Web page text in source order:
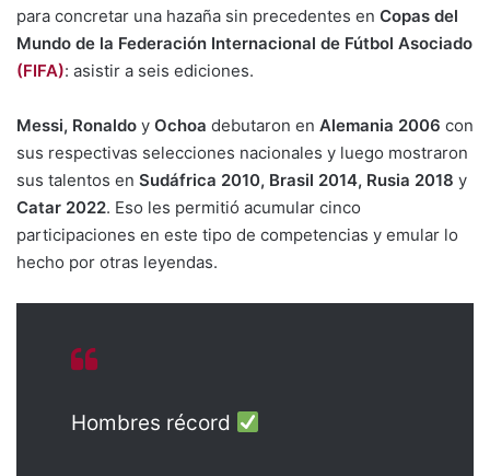
para concretar una hazaña sin precedentes en Copas del
Mundo de la Federación Internacional de Fútbol Asociado
(FIFA): asistir a seis ediciones.
Messi, Ronaldo y Ochoa debutaron en Alemania 2006 con
sus respectivas selecciones nacionales y luego mostraron
sus talentos en Sudáfrica 2010, Brasil 2014, Rusia 2018 y
Catar 2022. Eso les permitió acumular cinco
participaciones en este tipo de competencias y emular lo
hecho por otras leyendas.
Hombres récord